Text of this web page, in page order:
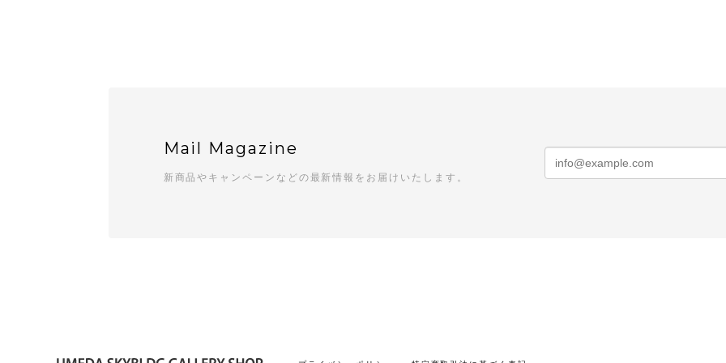
Mail Magazine
新商品やキャンペーンなどの最新情報をお届けいたします。